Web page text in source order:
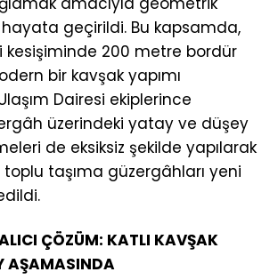
geçirildi. Bu kapsamda,
kesişiminde 200 metre bordür
bir kavşak yapımı
Dairesi ekiplerince
üzerindeki yatay ve düşey
de eksiksiz şekilde yapılarak
taşıma güzergâhları yeni
ÇÖZÜM: KATLI KAVŞAK
AŞAMASINDA